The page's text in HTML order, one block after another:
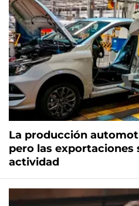
La producción
pero las exportaciones
actividad